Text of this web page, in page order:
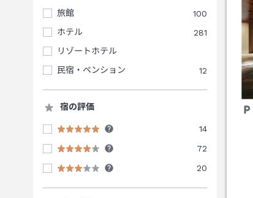
旅館
100
ホテル
281
リゾートホテル
民宿・ペンション
12
宿の評価
14
72
20